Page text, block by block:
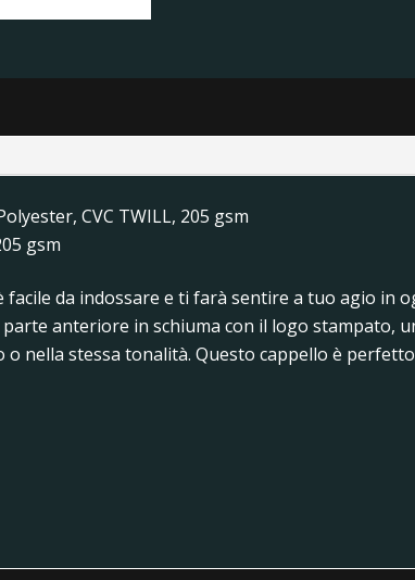
CVC TWILL, 205 gsm
gsm
da indossare e ti farà sentire a tuo agio in
anteriore in schiuma con il logo stampato,
nella stessa tonalità. Questo cappello è